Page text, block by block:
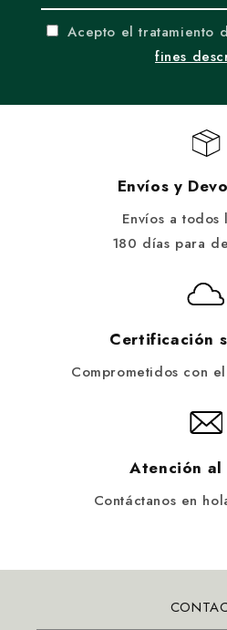
Acepto el tratamiento
fines
Envíos y
Envíos a todos
180 días para
Certificación
Comprometidos con
Atención
Contáctanos en